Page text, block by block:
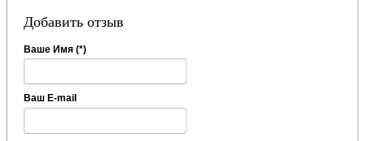
Добавить отзыв
Ваше Имя (*)
Ваш E-mail